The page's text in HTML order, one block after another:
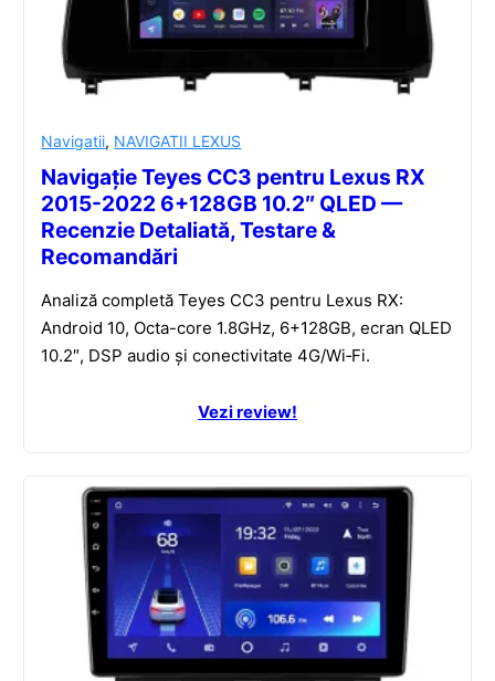
Navigatii, NAVIGATII LEXUS
Navigație Teyes CC3 pentru Lexus RX
2015-2022 6+128GB 10.2″ QLED —
Recenzie Detaliată, Testare &
Recomandări
Analiză completă Teyes CC3 pentru Lexus RX:
Android 10, Octa-core 1.8GHz, 6+128GB, ecran QLED
10.2″, DSP audio și conectivitate 4G/Wi‑Fi.
Vezi review!